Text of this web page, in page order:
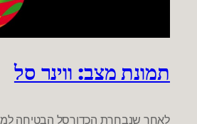
תמונת מצב: ווינר סל
לאחר שנבחרת הכדורסל הבטיחה